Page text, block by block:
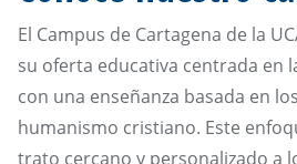
El Campus de Cartagena de la
su oferta educativa centrada en
con una enseñanza basada en
humanismo cristiano. Este
trato cercano y personalizado a